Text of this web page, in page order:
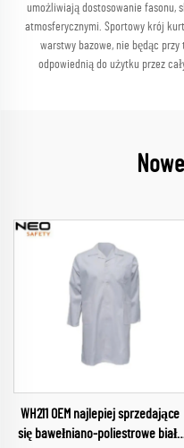
umożliwiają dostosowanie fasonu,
atmosferycznymi. Sportowy krój
warstwy bazowe, nie będąc
odpowiednią do użytku przez
WH211 OEM najlepiej sprzedające
się bawełniano-poliestrowe białe